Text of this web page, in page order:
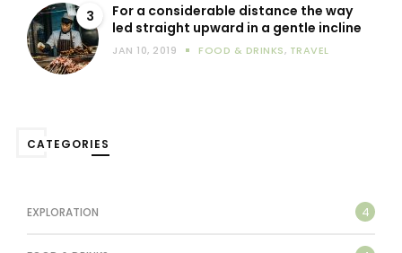
3
For a considerable distance the way
led straight upward in a gentle incline
JAN 10, 2019 FOOD & DRINKS, TRAVEL
CATEGORIES
EXPLORATION 4